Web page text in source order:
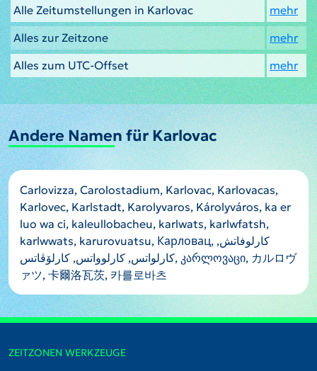
Alle Zeitumstellungen in Karlovac
mehr
Alles zur Zeitzone
mehr
Alles zum UTC-Offset
mehr
Andere Namen für Karlovac
Carlovizza, Carolostadium, Karlovac, Karlovacas,
Karlovec, Karlstadt, Karolyvaros, Károlyváros, ka er
luo wa ci, kaleullobacheu, karlwats, karlwfatsh,
karlwwats, karurovuatsu, Карловац, كارلوفاتش,
کارلواتس, کارلوواتس, کارلۆڤاتس, კარლოვაცი, カルロヴ
ァツ, 卡爾洛瓦茨, 카를로바츠
ZEITZONEN WERKZEUGE